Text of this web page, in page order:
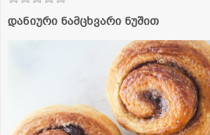
დანიური ნამცხვარი ნუშით